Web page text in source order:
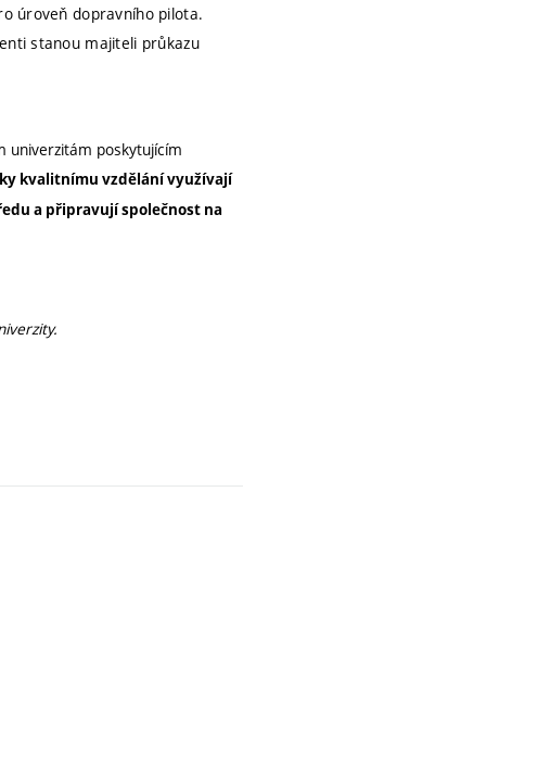
úroveň dopravního pilota.
stanou majiteli průkazu
univerzitám poskytujícím
kvalitnímu vzdělání využívají
a připravují společnost na